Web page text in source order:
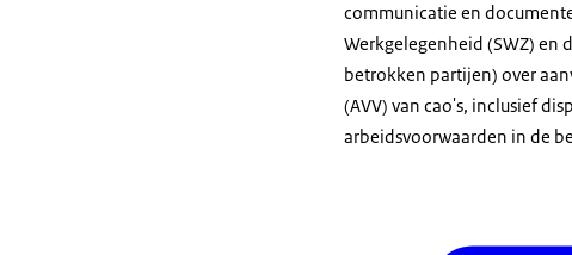
communicatie en
Werkgelegenheid (SWZ) en
betrokken partijen) over
(AVV) van cao's, inclusief
arbeidsvoorwaarden in de